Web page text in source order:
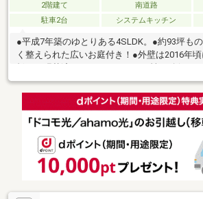
2階建て 南道路
駐車2台
システムキッチン
●平成7年築のゆとりある4SLDK。●約93坪も
く整えられた広いお庭付き！●外壁は2016年
はサンルームやテラスを備え、1階・2階とも
確保した開放的な間取り●浴室は「ひばの木
となっており、日々の疲れを木の香りで癒や
が目の前、さらに隣接してコンビニ（ローソ
ッチン、エアコン、内装2023年内窓、洗面台